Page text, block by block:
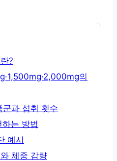
?
의
군과 섭취 횟수
는 방법
예시
체중 감량